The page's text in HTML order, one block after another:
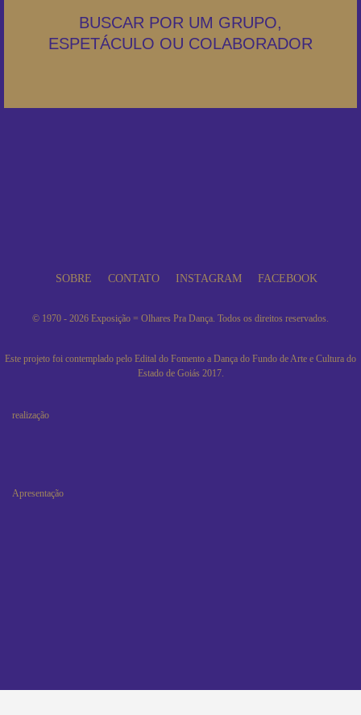
BUSCAR POR UM GRUPO,
ESPETÁCULO OU COLABORADOR
SOBRE CONTATO INSTAGRAM FACEBOOK
© 1970 - 2026 Exposição = Olhares Pra Dança. Todos os direitos reservados.
Este projeto foi contemplado pelo Edital do Fomento a Dança do Fundo de Arte e Cultura do
Estado de Goiás 2017.
realização
Apresentação